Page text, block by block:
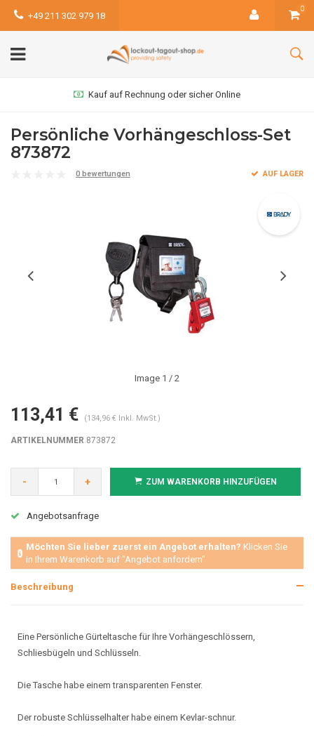
+49 211 302 979 18
0
Kauf auf Rechnung oder sicher Online
Persönliche Vorhängeschloss-Set
873872
0 bewertungen AUF LAGER
Image 1 / 2
113,41 € (134,96 € Inkl. MwSt.)
ARTIKELNUMMER 873872
- + ZUM WARENKORB HINZUFÜGEN
Angebotsanfrage
Möchten Sie lieber zuerst ein Angebot erhalten? Klicken Sie
in Ihrem Warenkorb auf "Angebot anfordern"
Beschreibung
Eine Persönliche Gürteltasche für Ihre Vorhängeschlössern,
Schliesbügeln und Schlüsseln.
Die Tasche habe einem transparenten Fenster.
Der robuste Schlüsselhalter habe einem Kevlar-schnur.